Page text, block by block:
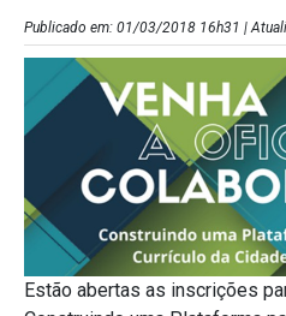
Publicado em: 01/03/2018 16h31 |
Estão abertas as inscrições